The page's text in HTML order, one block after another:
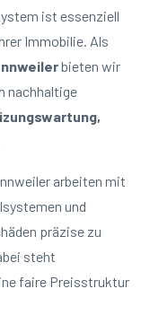
ist essenziell
Immobilie. Als
bieten wir
nachhaltige
arbeiten mit
und
präzise zu
steht
faire Preisstruktur